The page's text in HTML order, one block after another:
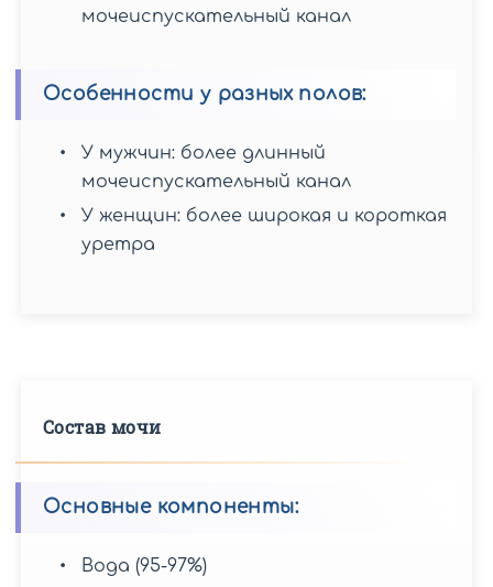
УЗДС
нижних
конечностей
БЦА
Результаты
мочеиспускательный канал
Особенности у разных полов:
У мужчин: более длинный
мочеиспускательный канал
У женщин: более широкая и короткая
уретра
Состав мочи
Основные компоненты:
Вода (95-97%)